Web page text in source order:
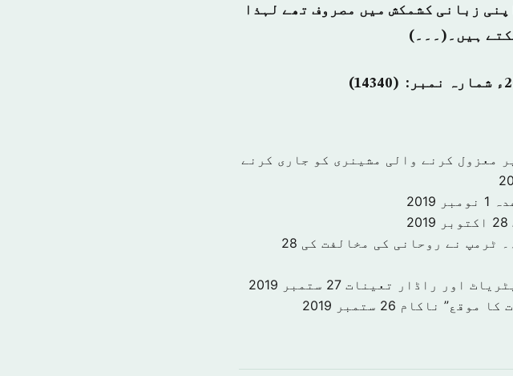
زبانی کشمکش میں مصروف تھے لہذا
ہیں۔(۔۔۔)
معزول کرنے والی مشینری کو جاری کرنے
1 نومبر 2019
28 اکتوبر 2019
ٹرمپ نے روحانی کی مخالفت کی 28
اور راڈار تعینات 27 ستمبر 2019
کا موقع” ناکام 26 ستمبر 2019